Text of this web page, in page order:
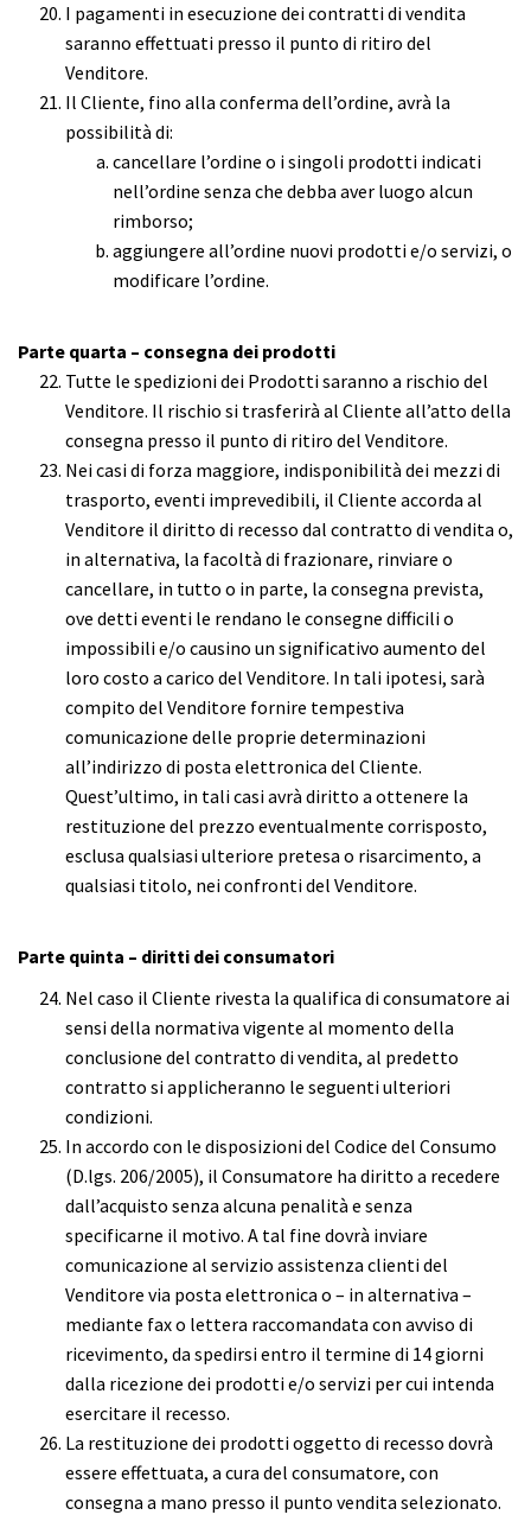
I pagamenti in esecuzione dei contratti di vendita
saranno effettuati presso il punto di ritiro del
Venditore.
Il Cliente, fino alla conferma dell’ordine, avrà la
possibilità di:
cancellare l’ordine o i singoli prodotti indicati
nell’ordine senza che debba aver luogo alcun
rimborso;
aggiungere all’ordine nuovi prodotti e/o servizi, o
modificare l’ordine.
Parte quarta – consegna dei prodotti
Tutte le spedizioni dei Prodotti saranno a rischio del
Venditore. Il rischio si trasferirà al Cliente all’atto della
consegna presso il punto di ritiro del Venditore.
Nei casi di forza maggiore, indisponibilità dei mezzi di
trasporto, eventi imprevedibili, il Cliente accorda al
Venditore il diritto di recesso dal contratto di vendita o,
in alternativa, la facoltà di frazionare, rinviare o
cancellare, in tutto o in parte, la consegna prevista,
ove detti eventi le rendano le consegne difficili o
impossibili e/o causino un significativo aumento del
loro costo a carico del Venditore. In tali ipotesi, sarà
compito del Venditore fornire tempestiva
comunicazione delle proprie determinazioni
all’indirizzo di posta elettronica del Cliente.
Quest’ultimo, in tali casi avrà diritto a ottenere la
restituzione del prezzo eventualmente corrisposto,
esclusa qualsiasi ulteriore pretesa o risarcimento, a
qualsiasi titolo, nei confronti del Venditore.
Parte quinta – diritti dei consumatori
Nel caso il Cliente rivesta la qualifica di consumatore ai
sensi della normativa vigente al momento della
conclusione del contratto di vendita, al predetto
contratto si applicheranno le seguenti ulteriori
condizioni.
In accordo con le disposizioni del Codice del Consumo
(D.lgs. 206/2005), il Consumatore ha diritto a recedere
dall’acquisto senza alcuna penalità e senza
specificarne il motivo. A tal fine dovrà inviare
comunicazione al servizio assistenza clienti del
Venditore via posta elettronica o – in alternativa –
mediante fax o lettera raccomandata con avviso di
ricevimento, da spedirsi entro il termine di 14 giorni
dalla ricezione dei prodotti e/o servizi per cui intenda
esercitare il recesso.
La restituzione dei prodotti oggetto di recesso dovrà
essere effettuata, a cura del consumatore, con
consegna a mano presso il punto vendita selezionato.